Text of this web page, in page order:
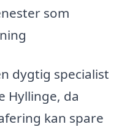
som
dygtig specialist
Hyllinge, da
kan spare